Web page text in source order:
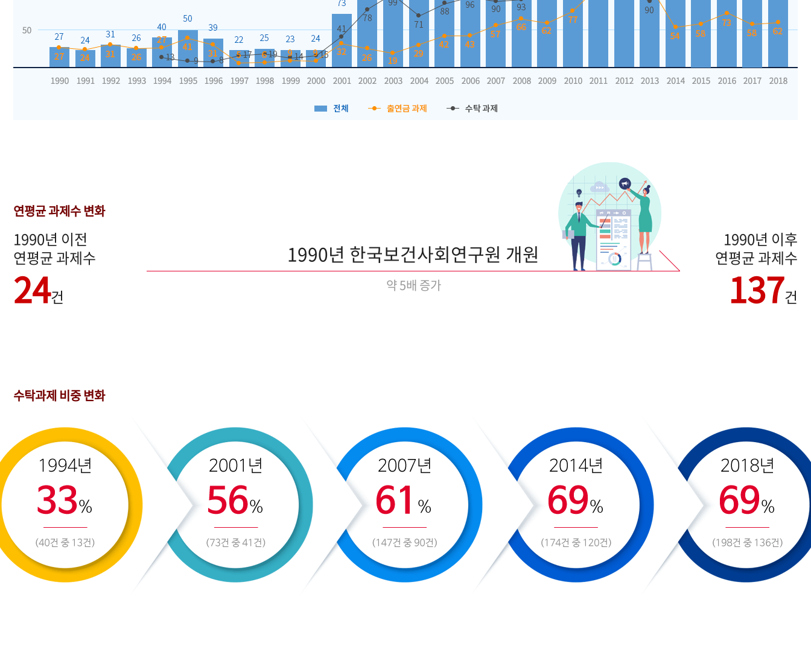
연평균 과제수 변화
1990년 이전
연평균 과제수
24건
1990년 한국보건사회연구원 개원
약 5배 증가
1990년 이후
연평균 과제수
137건
수탁과제 비중 변화